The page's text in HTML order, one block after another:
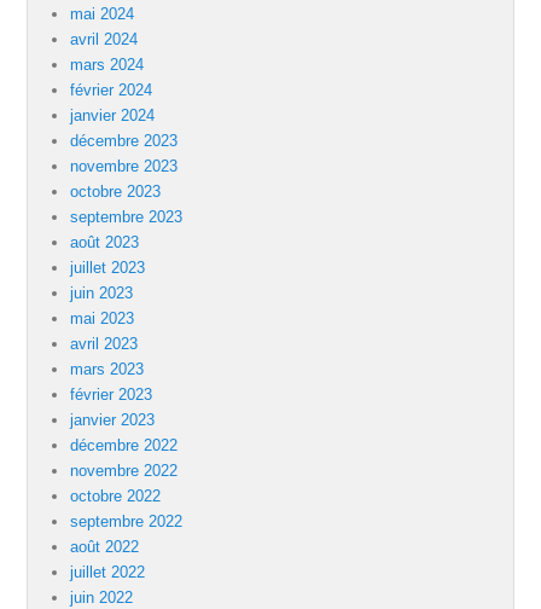
mai 2024
avril 2024
mars 2024
février 2024
janvier 2024
décembre 2023
novembre 2023
octobre 2023
septembre 2023
août 2023
juillet 2023
juin 2023
mai 2023
avril 2023
mars 2023
février 2023
janvier 2023
décembre 2022
novembre 2022
octobre 2022
septembre 2022
août 2022
juillet 2022
juin 2022